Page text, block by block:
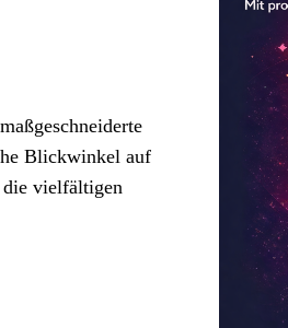
Blickwinkel auf
vielfältigen